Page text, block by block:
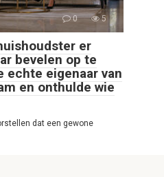
0 5
er
bevelen op te
echte eigenaar van
en onthulde wie
dat een gewone